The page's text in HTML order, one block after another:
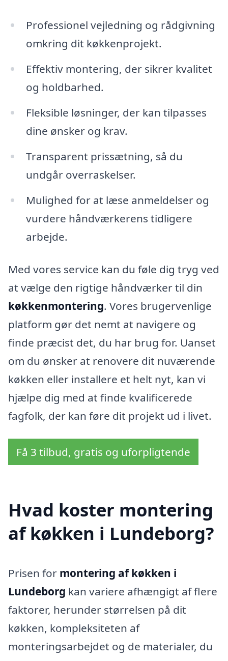
Professionel vejledning og rådgivning
omkring dit køkkenprojekt.
Effektiv montering, der sikrer kvalitet
og holdbarhed.
Fleksible løsninger, der kan tilpasses
dine ønsker og krav.
Transparent prissætning, så du
undgår overraskelser.
Mulighed for at læse anmeldelser og
vurdere håndværkerens tidligere
arbejde.
Med vores service kan du føle dig tryg ved
at vælge den rigtige håndværker til din
køkkenmontering. Vores brugervenlige
platform gør det nemt at navigere og
finde præcist det, du har brug for. Uanset
om du ønsker at renovere dit nuværende
køkken eller installere et helt nyt, kan vi
hjælpe dig med at finde kvalificerede
fagfolk, der kan føre dit projekt ud i livet.
Få 3 tilbud, gratis og uforpligtende
Hvad koster montering
af køkken i Lundeborg?
Prisen for montering af køkken i
Lundeborg kan variere afhængigt af flere
faktorer, herunder størrelsen på dit
køkken, kompleksiteten af
monteringsarbejdet og de materialer, du